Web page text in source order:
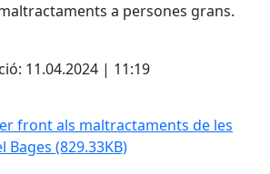
a persones grans.
11.04.2024 | 11:19
front als maltractaments de les
Bages (829.33KB)